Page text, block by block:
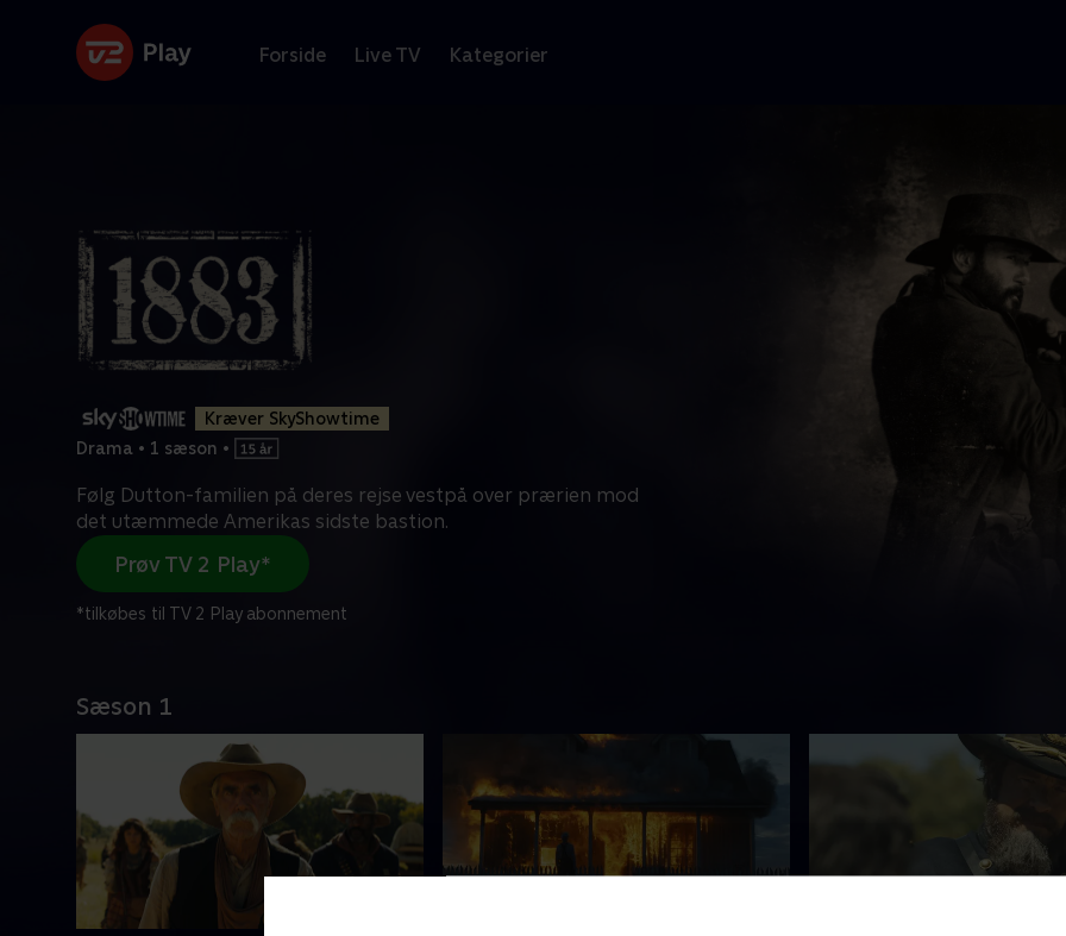
Forside Live TV Kategorier
Kræver SkyShowtime
Drama • 1 sæson •
Følg Dutton-familien på deres rejse vestpå over prærien mod
det utæmmede Amerikas sidste bastion.
Prøv TV 2 Play*
*tilkøbes til TV 2 Play abonnement
Sæson 1